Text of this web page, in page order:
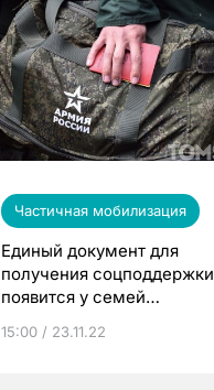
Частичная мобилизация
Единый документ для
получения соцподдержки
появится у семей
Томской области
15:00 / 23.11.22